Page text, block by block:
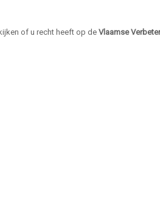
of u recht heeft op deVlaamse